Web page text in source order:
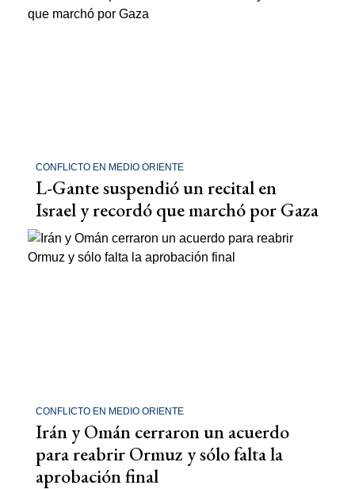
CONFLICTO EN MEDIO ORIENTE
L-Gante suspendió un recital en
Israel y recordó que marchó por Gaza
CONFLICTO EN MEDIO ORIENTE
Irán y Omán cerraron un acuerdo
para reabrir Ormuz y sólo falta la
aprobación final